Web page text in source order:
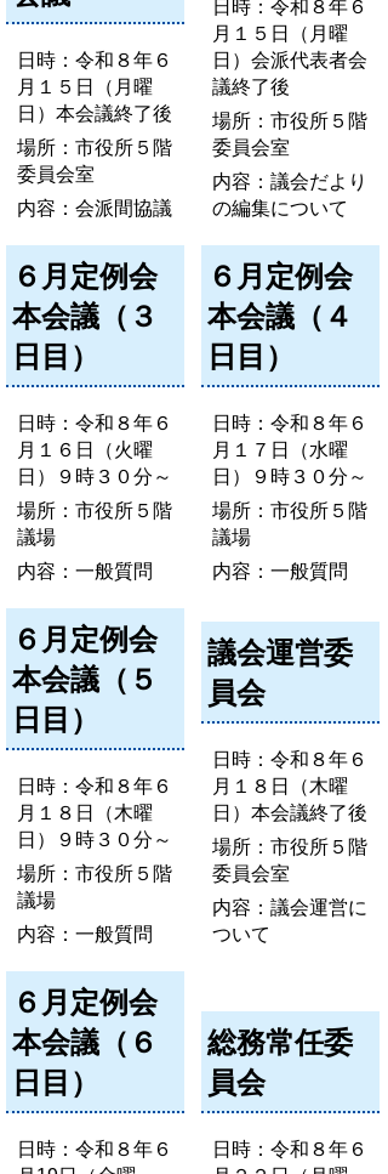
日時：令和８年６
月１５日（月曜
日）本会議終了後
場所：市役所５階
委員会室
内容：会派間協議
日時：令和８年６
月１５日（月曜
日）会派代表者会
議終了後
場所：市役所５階
委員会室
内容：議会だより
の編集について
６月定例会
本会議（３
日目）
日時：令和８年６
月１６日（火曜
日）９時３０分～
場所：市役所５階
議場
内容：一般質問
６月定例会
本会議（４
日目）
日時：令和８年６
月１７日（水曜
日）９時３０分～
場所：市役所５階
議場
内容：一般質問
６月定例会
本会議（５
日目）
日時：令和８年６
月１８日（木曜
日）９時３０分～
場所：市役所５階
議場
内容：一般質問
議会運営委
員会
日時：令和８年６
月１８日（木曜
日）本会議終了後
場所：市役所５階
委員会室
内容：議会運営に
ついて
６月定例会
本会議（６
日目）
日時：令和８年６
総務常任委
員会
日時：令和８年６